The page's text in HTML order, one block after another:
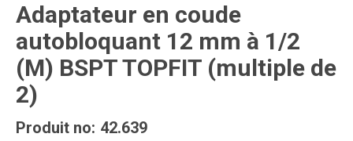
Adaptateur en coude
autobloquant 12 mm à 1/2
(M) BSPT TOPFIT (multiple de
2)
Produit no: 42.639